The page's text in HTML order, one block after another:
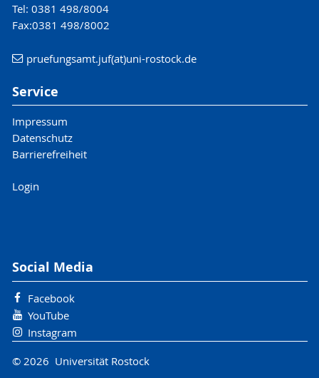
Tel: 0381 498/8004
Fax:0381 498/8002
pruefungsamt.juf(at)uni-rostock.de
Service
Impressum
Datenschutz
Barrierefreiheit
Login
Social Media
Facebook
YouTube
Instagram
© 2026 Universität Rostock